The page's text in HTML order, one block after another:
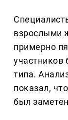
взрослыми
примерно
участников
типа.
показал,
был